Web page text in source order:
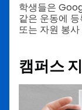
학생들은
같은 운동에
또는 자원 봉사
캠퍼스